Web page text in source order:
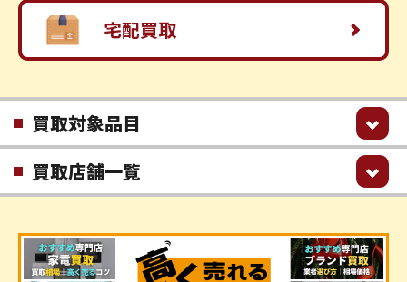
宅配買取
買取対象品目
買取店舗一覧